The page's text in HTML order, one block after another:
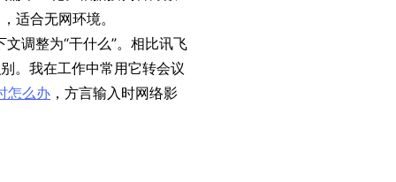
适合无网环境。
文调整为“干什么”。相比讯飞
。我在工作中常用它转会议
怎么办 ，方言输入时网络影